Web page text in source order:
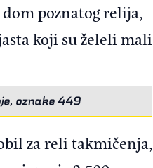
poznatog relija,
koji su želeli mali
oznake 449
za reli takmičenja,